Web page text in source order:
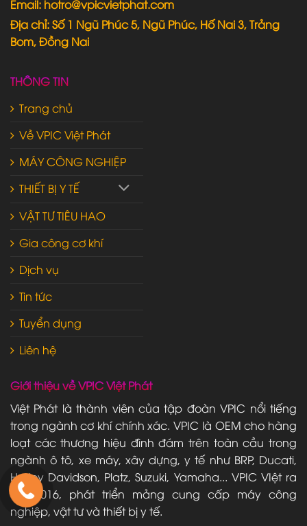
Email: hotro@vpicvietphat.com
Địa chỉ: Số 1 Ngũ Phúc 5, Ngũ Phúc, Hố Nai 3, Trảng
Bom, Đồng Nai
THÔNG TIN
Trang chủ
Về VPIC Việt Phát
MÁY CÔNG NGHIỆP
THIẾT BỊ Y TẾ
VẬT TƯ TIÊU HAO
Gia công cơ khí
Dịch vụ
Tin tức
Tuyển dụng
Liên hệ
Giới thiệu về VPIC Việt Phát
Việt Phát là thành viên của tập đoàn VPIC nổi tiếng
trong ngành cơ khí chính xác. VPIC là OEM cho hàng
loạt các thương hiệu đình đám trên toàn cầu trong
ngành ô tô, xe máy, xây dựng, y tế như BRP, Ducati,
Harley Davidson, Platz, Suzuki, Yamaha... VPIC VIệt ra
đời 2016, phát triển mảng cung cấp máy công
nghiệp, vật tư và thiết bị y tế.